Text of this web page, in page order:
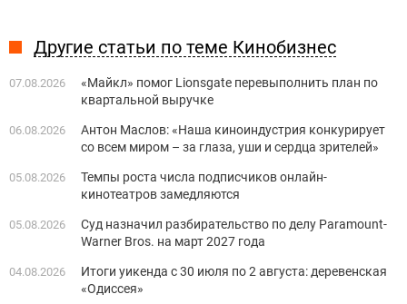
Другие статьи по теме Кинобизнес
07.08.2026
«Майкл» помог Lionsgate перевыполнить план по
квартальной выручке
06.08.2026
Антон Маслов: «Наша киноиндустрия конкурирует
со всем миром – за глаза, уши и сердца зрителей»
05.08.2026
Темпы роста числа подписчиков онлайн-
кинотеатров замедляются
05.08.2026
Суд назначил разбирательство по делу Paramount-
Warner Bros. на март 2027 года
04.08.2026
Итоги уикенда с 30 июля по 2 августа: деревенская
«Одиссея»